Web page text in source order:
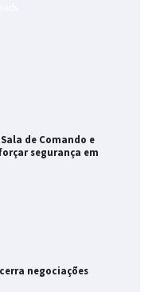
de Comando e
segurança em
negociações